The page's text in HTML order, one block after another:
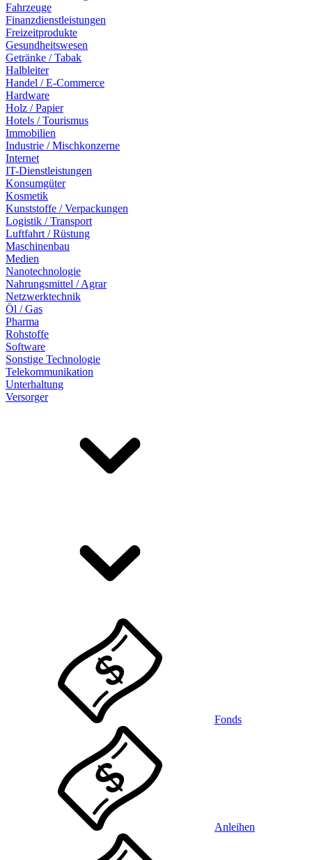
Fahrzeuge
Finanzdienstleistungen
Freizeitprodukte
Gesundheitswesen
Getränke / Tabak
Halbleiter
Handel / E-Commerce
Hardware
Holz / Papier
Hotels / Tourismus
Immobilien
Industrie / Mischkonzerne
Internet
IT-Dienstleistungen
Konsumgüter
Kosmetik
Kunststoffe / Verpackungen
Logistik / Transport
Luftfahrt / Rüstung
Maschinenbau
Medien
Nanotechnologie
Nahrungsmittel / Agrar
Netzwerktechnik
Öl / Gas
Pharma
Rohstoffe
Software
Sonstige Technologie
Telekommunikation
Unterhaltung
Versorger
Fonds
Anleihen